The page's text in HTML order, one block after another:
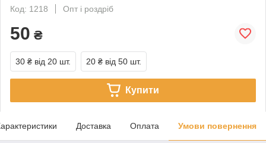
Код: 1218
Опт і роздріб
50 ₴
30 ₴ від 20 шт. 20 ₴ від 50 шт.
Купити
Доставка Оплата Умови повернення